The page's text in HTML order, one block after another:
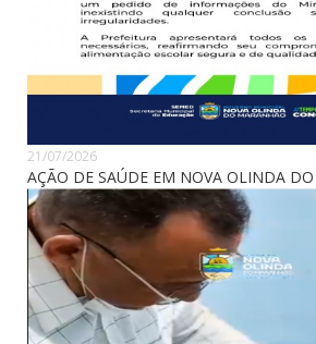
21/07/2026
AÇÃO DE SAÚDE EM NOVA OLINDA